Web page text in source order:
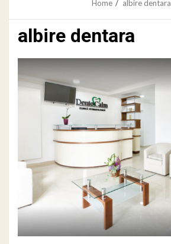
Home albire dentara
albire dentara